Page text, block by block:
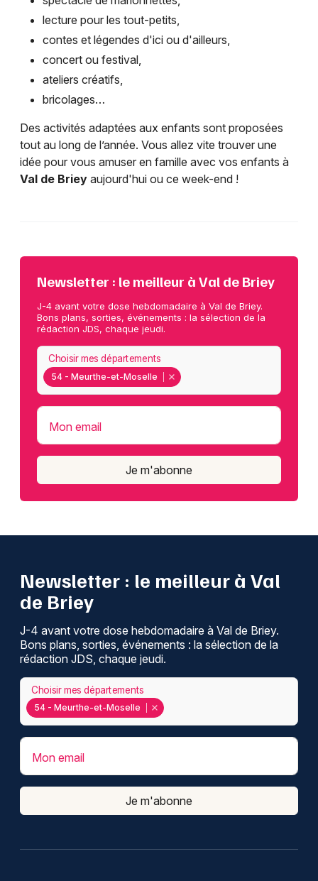
lecture pour les tout-petits,
contes et légendes d'ici ou d'ailleurs,
concert ou festival,
ateliers créatifs,
bricolages…
Des activités adaptées aux enfants sont proposées
tout au long de l’année. Vous allez vite trouver une
idée pour vous amuser en famille avec vos enfants à
Val de Briey aujourd'hui ou ce week-end !
Newsletter : le meilleur à Val de Briey
J-4 avant votre dose hebdomadaire à Val de Briey.
Bons plans, sorties, événements : la sélection de la
rédaction JDS, chaque jeudi.
54 - Meurthe-et-Moselle
Choisir mes départements
Mon email
Je m'abonne
Newsletter : le meilleur à Val
de Briey
J-4 avant votre dose hebdomadaire à Val de Briey.
Bons plans, sorties, événements : la sélection de la
rédaction JDS, chaque jeudi.
54 - Meurthe-et-Moselle
Choisir mes départements
Mon email
Je m'abonne